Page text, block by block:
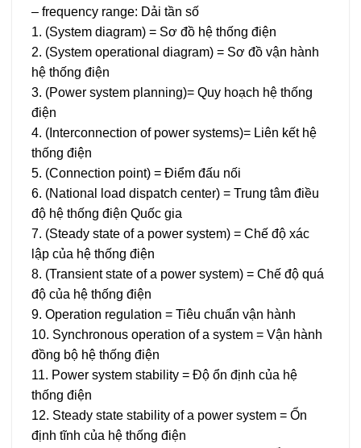
– frequency range: Dải tần số
1. (System diagram) = Sơ đồ hệ thống điện
2. (System operational diagram) = Sơ đồ vận hành
hệ thống điện
3. (Power system planning)= Quy hoạch hệ thống
điện
4. (Interconnection of power systems)= Liên kết hệ
thống điện
5. (Connection point) = Điểm đấu nối
6. (National load dispatch center) = Trung tâm điều
độ hệ thống điện Quốc gia
7. (Steady state of a power system) = Chế độ xác
lập của hệ thống điện
8. (Transient state of a power system) = Chế độ quá
độ của hệ thống điện
9. Operation regulation = Tiêu chuẩn vận hành
10. Synchronous operation of a system = Vận hành
đồng bộ hệ thống điện
11. Power system stability = Độ ổn định của hệ
thống điện
12. Steady state stability of a power system = Ổn
định tĩnh của hệ thống điện